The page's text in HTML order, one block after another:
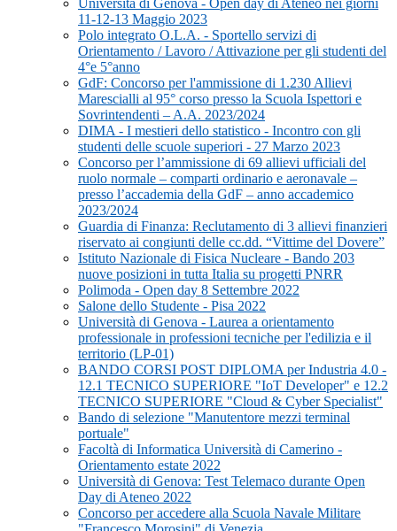
Università di Genova - Open day di Ateneo nei giorni
11-12-13 Maggio 2023
Polo integrato O.L.A. - Sportello servizi di
Orientamento / Lavoro / Attivazione per gli studenti del
4°e 5°anno
GdF: Concorso per l'ammissione di 1.230 Allievi
Marescialli al 95° corso presso la Scuola Ispettori e
Sovrintendenti – A.A. 2023/2024
DIMA - I mestieri dello statistico - Incontro con gli
studenti delle scuole superiori - 27 Marzo 2023
Concorso per l’ammissione di 69 allievi ufficiali del
ruolo normale – comparti ordinario e aeronavale –
presso l’accademia della GdF – anno accademico
2023/2024
Guardia di Finanza: Reclutamento di 3 allievi finanzieri
riservato ai congiunti delle cc.dd. “Vittime del Dovere”
Istituto Nazionale di Fisica Nucleare - Bando 203
nuove posizioni in tutta Italia su progetti PNRR
Polimoda - Open day 8 Settembre 2022
Salone dello Studente - Pisa 2022
Università di Genova - Laurea a orientamento
professionale in professioni tecniche per l'edilizia e il
territorio (LP-01)
BANDO CORSI POST DIPLOMA per Industria 4.0 -
12.1 TECNICO SUPERIORE "IoT Developer" e 12.2
TECNICO SUPERIORE "Cloud & Cyber Specialist"
Bando di selezione "Manutentore mezzi terminal
portuale"
Facoltà di Informatica Università di Camerino -
Orientamento estate 2022
Università di Genova: Test Telemaco durante Open
Day di Ateneo 2022
Concorso per accedere alla Scuola Navale Militare